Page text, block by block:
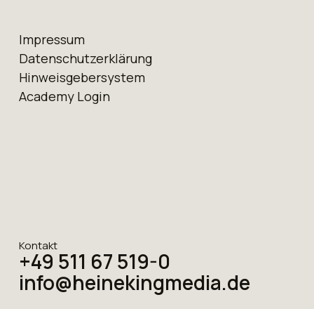
Impressum
Datenschutz­erklärung
Hinweis­geber­system
Academy Login
Kontakt
+49 511 67 519-0
info@heinekingmedia.de